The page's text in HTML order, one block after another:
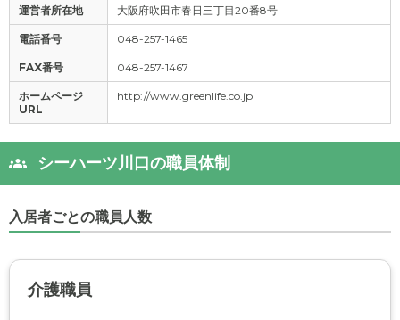
運営者所在地 大阪府吹田市春日三丁目20番8号
電話番号 048-257-1465
FAX番号 048-257-1467
ホームページ
URL
http://www.greenlife.co.jp
シーハーツ川口の職員体制
入居者ごとの職員人数
介護職員